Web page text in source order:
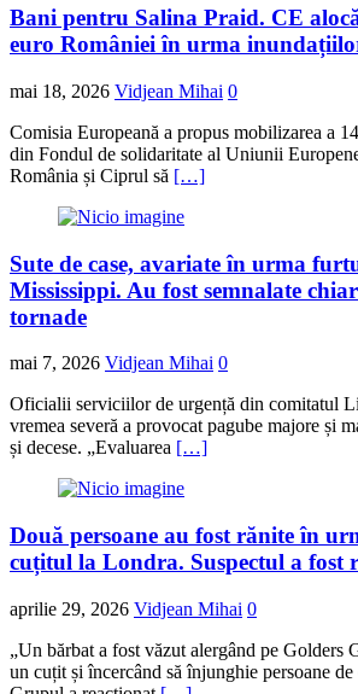
Bani pentru Salina Praid. CE
euro României în urma
mai 18, 2026 Vidjean Mihai 0
Comisia Europeană a propus mobilizarea a
din Fondul de solidaritate al Uniunii
România și Ciprul să […]
Sute de case, avariate în urma
Mississippi. Au fost semnalate
tornade
mai 7, 2026 Vidjean Mihai 0
Oficialii serviciilor de urgență din comitatul
vremea severă a provocat pagube majore și
și decese. „Evaluarea […]
Două persoane au fost rănite în
cuțitul la Londra. Suspectul a fost
aprilie 29, 2026 Vidjean Mihai 0
„Un bărbat a fost văzut alergând pe Golders
un cuțit și încercând să înjunghie persoane